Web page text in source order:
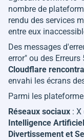
nombre de
rendu des services
entre eux
Des messages
error" ou des
Cloudflare
envahi les écrans
Parmi les
Réseaux sociaux :
Intelligence
Divertissement et